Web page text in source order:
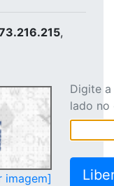
,
imagem]
Digite
lado no